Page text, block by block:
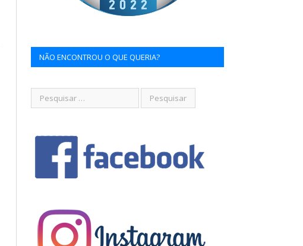
NÃO ENCONTROU O QUE QUERIA?